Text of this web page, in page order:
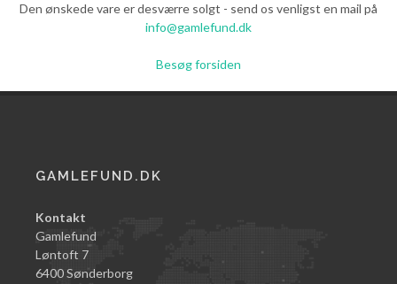
Den ønskede vare er desværre solgt - send os venligst en mail på
info@gamlefund.dk
Besøg forsiden
GAMLEFUND.DK
Kontakt
Gamlefund
Løntoft 7
6400 Sønderborg